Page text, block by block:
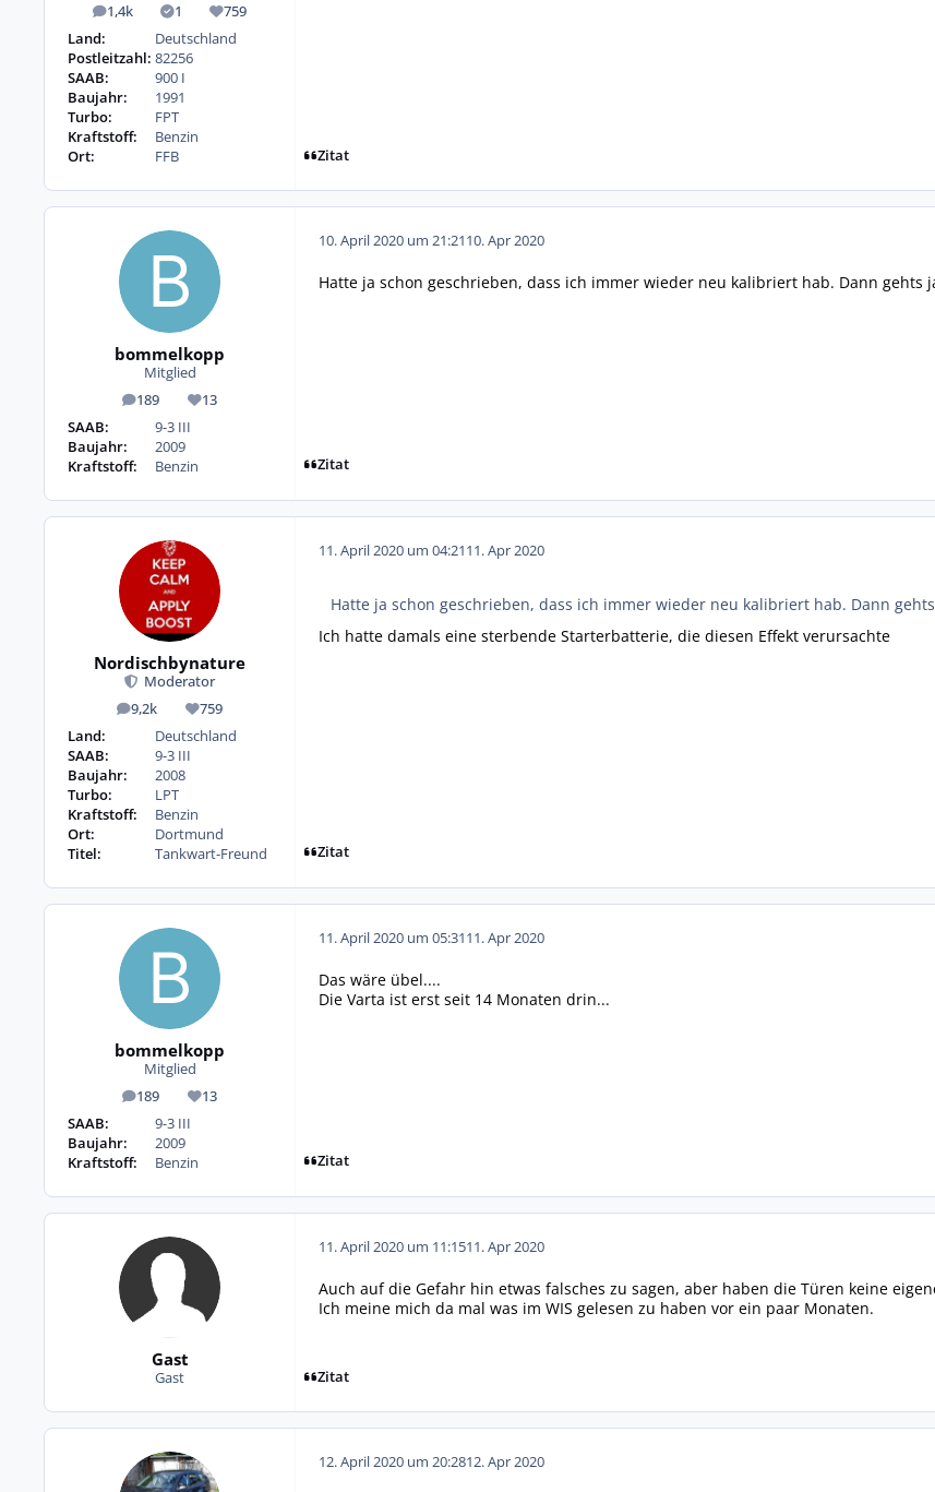
1,4k
Beiträge 1
Lösungen759
Reputation
Land:
Deutschland
Postleitzahl: 82256
SAAB:
900 I
Baujahr:
1991
Turbo:
FPT
Kraftstoff:
Benzin
Ort:
FFB Zitat
bommelkopp
Mitglied
189
Beiträge 13
Reputation
SAAB:
9-3 III
Baujahr:
2009
Kraftstoff:
Benzin
10. April 2020 um 21:2110. Apr 2020
Hatte ja schon geschrieben, dass ich immer wieder neu kalibriert hab. Dann gehts
Zitat
Nordischbynature
Moderator
9,2k
Beiträge 759
Reputation
Land:
Deutschland
SAAB:
9-3 III
Baujahr:
2008
Turbo:
LPT
Kraftstoff:
Benzin
Ort:
Dortmund
Titel:
Tankwart-Freund
11. April 2020 um 04:2111. Apr 2020
Hatte ja schon geschrieben, dass ich immer wieder neu kalibriert hab. Dann
Ich hatte damals eine sterbende Starterbatterie, die diesen Effekt verursachte
Zitat
bommelkopp
Mitglied
189
Beiträge 13
Reputation
SAAB:
9-3 III
Baujahr:
2009
Kraftstoff:
Benzin
11. April 2020 um 05:3111. Apr 2020
Das wäre übel....
Die Varta ist erst seit 14 Monaten drin...
Zitat
Gast
Gast
11. April 2020 um 11:1511. Apr 2020
Auch auf die Gefahr hin etwas falsches zu sagen, aber haben die Türen keine
Ich meine mich da mal was im WIS gelesen zu haben vor ein paar Monaten.
Zitat
12. April 2020 um 20:2812. Apr 2020